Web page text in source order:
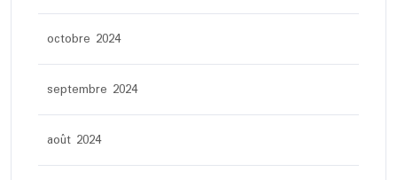
octobre 2024
septembre 2024
août 2024